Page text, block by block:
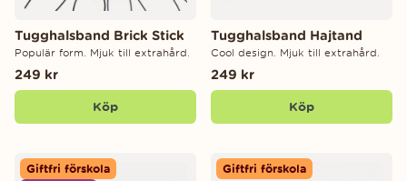
Tugghalsband Brick Stick
Populär form. Mjuk till extrahård.
249 kr
Köp
Tugghalsband Hajtand
Cool design. Mjuk till extrahård.
249 kr
Köp
Giftfri förskola
Giftfri förskola